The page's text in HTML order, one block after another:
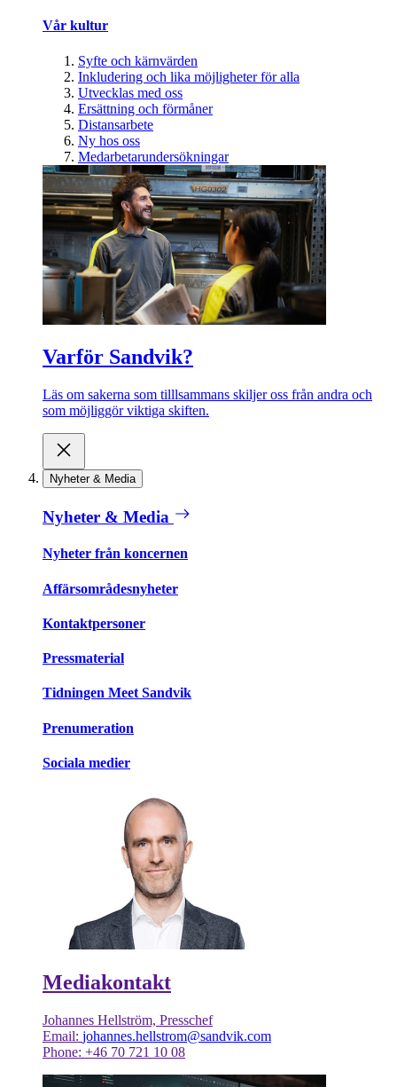
Vår kultur
Syfte och kärnvärden
Inkludering och lika möjligheter för alla
Utvecklas med oss
Ersättning och förmåner
Distansarbete
Ny hos oss
Medarbetarundersökningar
Varför Sandvik?
Läs om sakerna som tilllsammans skiljer oss från andra och
som möjliggör viktiga skiften.
Nyheter & Media
Nyheter & Media
Nyheter från koncernen
Affärsområdesnyheter
Kontaktpersoner
Pressmaterial
Tidningen Meet Sandvik
Prenumeration
Sociala medier
Mediakontakt
Johannes Hellström, Presschef
Email: johannes.hellstrom@sandvik.com
Phone: +46 70 721 10 08